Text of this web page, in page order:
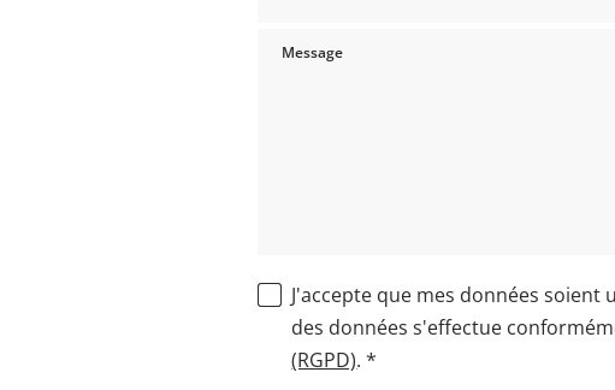
Message
J'accepte que mes données
des données s'effectue
(RGPD). *